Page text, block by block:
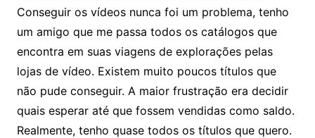
Conseguir os vídeos nunca foi um problema, tenho
um amigo que me passa todos os catálogos que
encontra em suas viagens de explorações pelas
lojas de vídeo. Existem muito poucos títulos que
não pude conseguir. A maior frustração era decidir
quais esperar até que fossem vendidas como saldo.
Realmente, tenho quase todos os títulos que quero.